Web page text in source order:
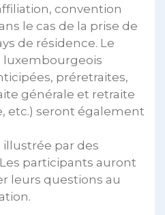
convention
le cas de la prise de
de résidence. Le
luxembourgeois
préretraites,
générale et retraite
etc.) seront également
illustrée par des
participants auront
leurs questions au